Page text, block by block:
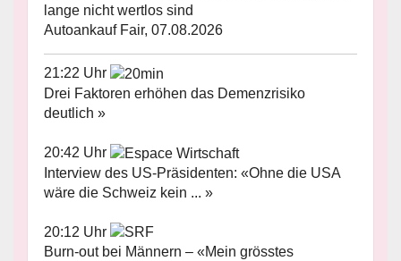
lange nicht wertlos sind
Autoankauf Fair, 07.08.2026
21:22 Uhr
Drei Faktoren erhöhen das Demenzrisiko
deutlich »
20:42 Uhr
Interview des US-Präsidenten: «Ohne die USA
wäre die Schweiz kein ... »
20:12 Uhr
Burn-out bei Männern – «Mein grösstes